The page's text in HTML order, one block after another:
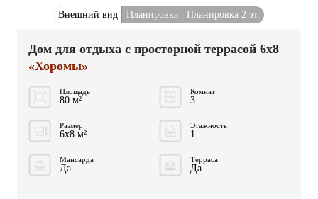
Внешний вид Планировка Планировка 2 эт.
Дом для отдыха с просторной террасой 6x8
«Хоромы»
Площадь
80 м²
Комнат
3
Размер
6x8 м²
Этажность
1
Мансарда
Да
Терраса
Да